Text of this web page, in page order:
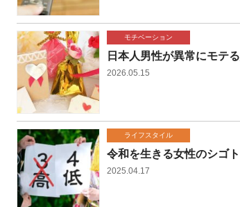
モチベーション
日本人男性が異常にモテ
2026.05.15
ライフスタイル
令和を生きる女性のシゴ
2025.04.17